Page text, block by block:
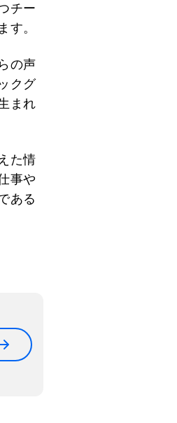
チー
す。
の声
クグ
まれ
た情
事や
ある